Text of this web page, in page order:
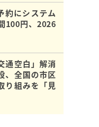
約にシステム
100円、2026
通空白」解消
、全国の市区
り組みを「見